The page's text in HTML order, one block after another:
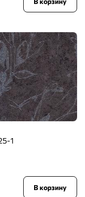
1
В корзину